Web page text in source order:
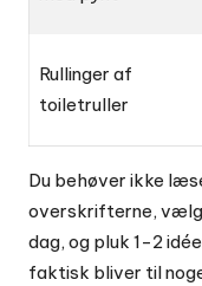
Rullinger af
toiletruller
Du behøver ikke
overskrifterne, vælg
dag, og pluk 1-2
faktisk bliver til